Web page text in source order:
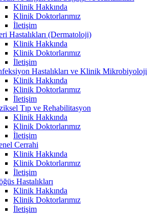
Klinik Hakkında
Klinik Doktorlarımız
İletişim
Hastalıkları (Dermatoloji)
Klinik Hakkında
Klinik Doktorlarımız
İletişim
Hastalıkları ve Klinik Mikrobiyoloji
Klinik Hakkında
Klinik Doktorlarımız
İletişim
Tıp ve Rehabilitasyon
Klinik Hakkında
Klinik Doktorlarımız
İletişim
Cerrahi
Klinik Hakkında
Klinik Doktorlarımız
İletişim
Hastalıkları
Klinik Hakkında
Klinik Doktorlarımız
İletişim